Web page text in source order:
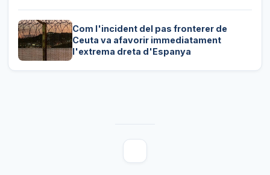
Com l'incident del pas fronterer de
Ceuta va afavorir immediatament
l'extrema dreta d'Espanya